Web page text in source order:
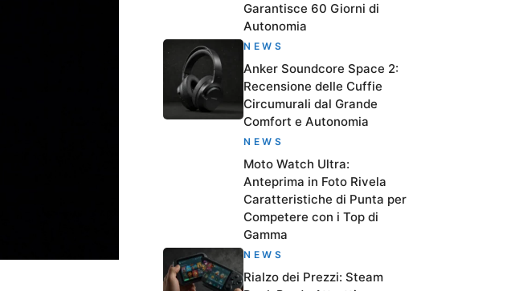
Garantisce 60 Giorni di
Autonomia
NEWS
Anker Soundcore Space 2:
Recensione delle Cuffie
Circumurali dal Grande
Comfort e Autonomia
NEWS
Moto Watch Ultra:
Anteprima in Foto Rivela
Caratteristiche di Punta per
Competere con i Top di
Gamma
NEWS
Rialzo dei Prezzi: Steam